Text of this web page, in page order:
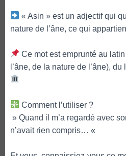
« Asin » est un adjectif qui
nature de l’âne, ce qui
Ce mot est emprunté au
l’âne, de la nature de l’âne),
Comment l’utiliser ?
» Quand il m’a regardé avec
n’avait rien compris… «